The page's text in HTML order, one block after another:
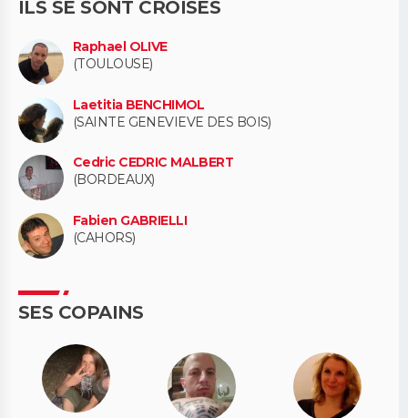
ILS SE SONT CROISÉS
Raphael OLIVE
(TOULOUSE)
Laetitia BENCHIMOL
(SAINTE GENEVIEVE DES BOIS)
Cedric CEDRIC MALBERT
(BORDEAUX)
Fabien GABRIELLI
(CAHORS)
SES COPAINS